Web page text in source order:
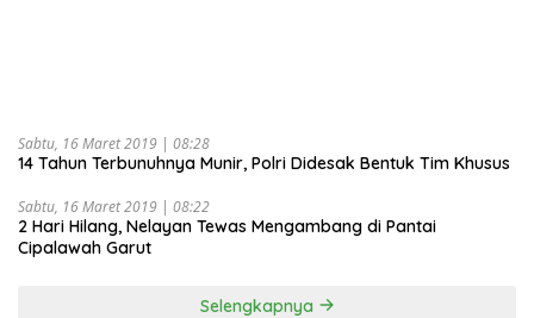
Sabtu, 16 Maret 2019 | 08:28
14 Tahun Terbunuhnya Munir, Polri Didesak Bentuk Tim Khusus
Sabtu, 16 Maret 2019 | 08:22
2 Hari Hilang, Nelayan Tewas Mengambang di Pantai
Cipalawah Garut
Selengkapnya